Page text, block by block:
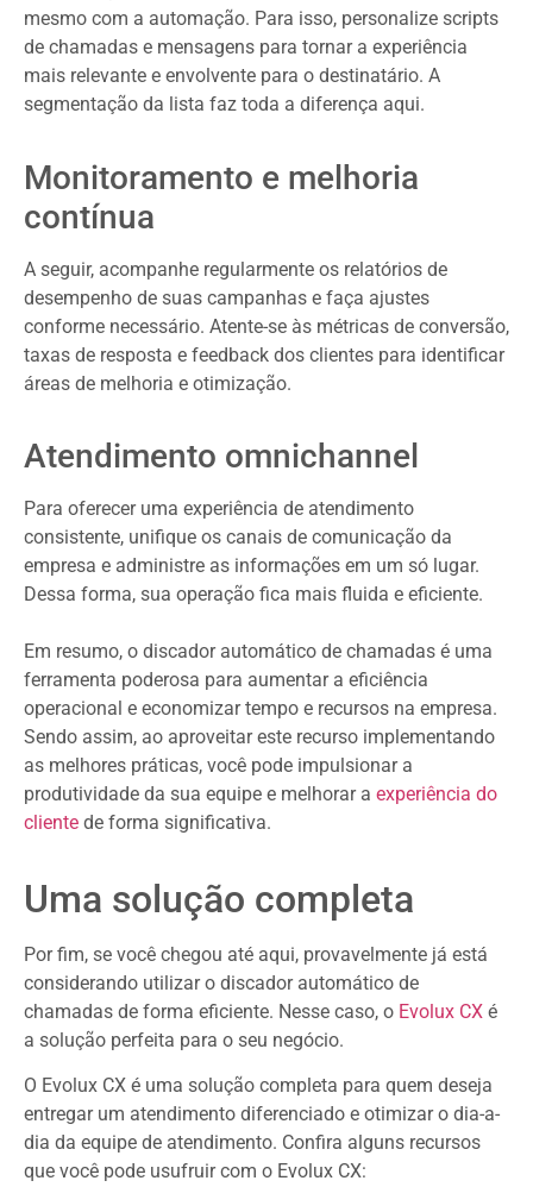
mesmo com a automação. Para isso, personalize scripts
de chamadas e mensagens para tornar a experiência
mais relevante e envolvente para o destinatário. A
segmentação da lista faz toda a diferença aqui.
Monitoramento e melhoria
contínua
A seguir, acompanhe regularmente os relatórios de
desempenho de suas campanhas e faça ajustes
conforme necessário. Atente-se às métricas de conversão,
taxas de resposta e feedback dos clientes para identificar
áreas de melhoria e otimização.
Atendimento omnichannel
Para oferecer uma experiência de atendimento
consistente, unifique os canais de comunicação da
empresa e administre as informações em um só lugar.
Dessa forma, sua operação fica mais fluida e eficiente.
Em resumo, o discador automático de chamadas é uma
ferramenta poderosa para aumentar a eficiência
operacional e economizar tempo e recursos na empresa.
Sendo assim, ao aproveitar este recurso implementando
as melhores práticas, você pode impulsionar a
produtividade da sua equipe e melhorar a experiência do
cliente de forma significativa.
Uma solução completa
Por fim, se você chegou até aqui, provavelmente já está
considerando utilizar o discador automático de
chamadas de forma eficiente. Nesse caso, o Evolux CX é
a solução perfeita para o seu negócio.
O Evolux CX é uma solução completa para quem deseja
entregar um atendimento diferenciado e otimizar o dia-a-
dia da equipe de atendimento. Confira alguns recursos
que você pode usufruir com o Evolux CX: